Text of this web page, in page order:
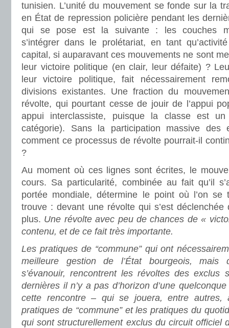
tunisien. L’unité du mouvement se fonde sur la
en État de repression policière pendant les
qui se pose est la suivante : les couches
s’intégrer dans le prolétariat, en tant
capital, si auparavant ces mouvements ne sont
leur victoire politique (en clair, leur défaite) ?
leur victoire politique, fait nécessairement
divisions existantes. Une fraction du
révolte, qui pourtant cesse de jouir de l’appui
appui interclassiste, puisque la classe est
catégorie). Sans la participation massive des
comment ce processus de révolte pourrait-il
?
Au moment où ces lignes sont écrites, le
cours. Sa particularité, combinée au fait qu’il
portée mondiale, détermine le point où l’on se
trouve : devant une révolte qui s’est
plus. Une révolte avec peu de chances de «
contenu, et de ce fait très importante.
Les pratiques de “commune” qui ont
meilleure gestion de l’État bourgeois, mais
s’évanouir, rencontrent les révoltes des
dernières il n’y a pas d’horizon d’une
cette rencontre – qui se jouera, entre autres,
pratiques de “commune” et les pratiques du
qui sont structurellement exclus du circuit officiel